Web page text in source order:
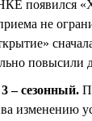
появился
не
повысили
– сезонный.
изменению